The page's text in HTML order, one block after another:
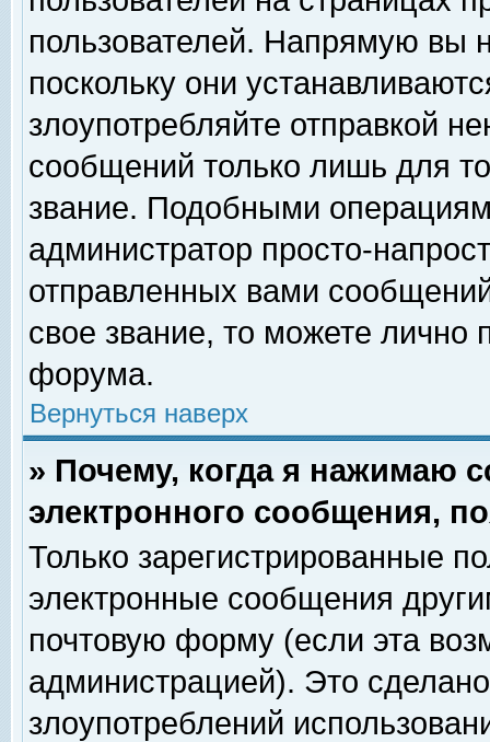
пользователей. Напрямую вы
поскольку они
злоупотребляйте отправкой
сообщений только лишь для
звание. Подобными
администратор просто-
отправленных вами
свое звание, то можете лично
форума.
Вернуться наверх
» Почему, когда я нажимаю
электронного сообщения,
Только зарегистрированные
электронные сообщения
почтовую форму (если эта
администрацией). Это
злоупотреблений